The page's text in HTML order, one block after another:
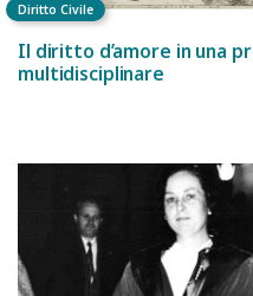
Diritto Civile
Il diritto d’amore in una
multidisciplinare